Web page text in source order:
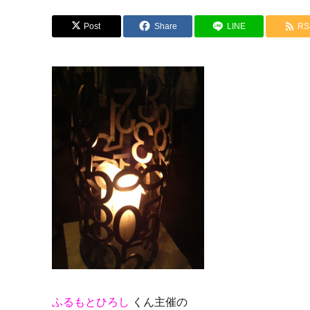
Post Share LINE
ふるもとひろし くん主催の